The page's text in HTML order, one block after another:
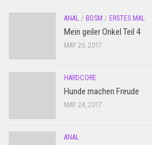
ANAL / BDSM / ERSTES MAL
Mein geiler Onkel Teil 4
MAY 26, 2017
HARDCORE
Hunde machen Freude
MAY 24, 2017
ANAL